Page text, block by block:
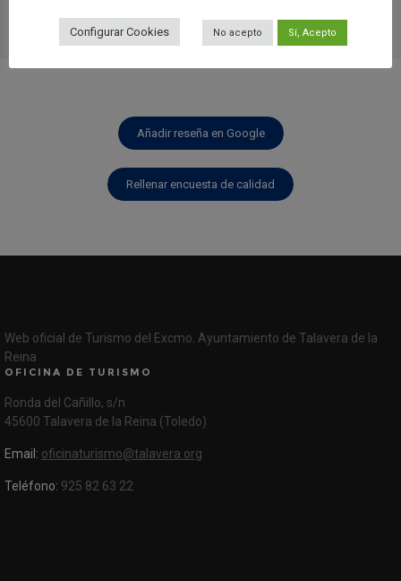
Añadir reseña en Google
Rellenar encuesta de calidad
Web oficial de Turismo del Excmo. Ayuntamiento de Talavera de la
Reina
OFICINA DE TURISMO
Ronda del Cañillo, s/n
45600 Talavera de la Reina (Toledo)
Email: oficinaturismo@talavera.org
Teléfono: 925 82 63 22
Configurar Cookies No acepto Sí, Acepto